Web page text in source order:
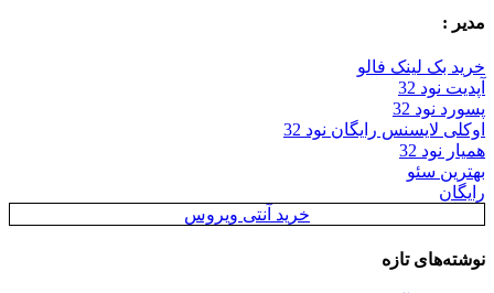
مدیر :
خرید بک لینک فالو
آپدیت نود 32
پسورد نود 32
اوکلی لایسنس رایگان نود 32
همیار نود 32
بهترین سئو
رایگان
خرید آنتی ویروس
نوشته‌های تازه